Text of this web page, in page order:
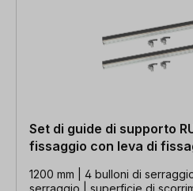
Set di guide di supporto
fissaggio con leva di
1200 mm | 4 bulloni di
serraggio | superficie di